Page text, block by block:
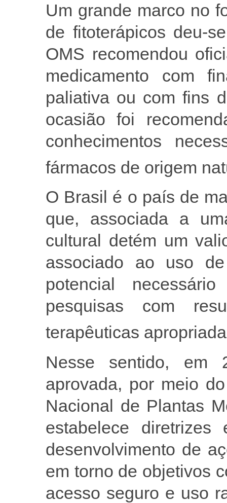
Um grande marco no
de fitoterápicos deu-
OMS recomendou
medicamento com
paliativa ou com fins
ocasião foi
conhecimentos
fármacos de origem
O Brasil é o país de
que, associada a
cultural detém um
associado ao uso
potencial
pesquisas com
terapêuticas
Nesse sentido,
aprovada, por meio
Nacional de Plantas
estabelece
desenvolvimento de
em torno de objetivos
acesso seguro e uso